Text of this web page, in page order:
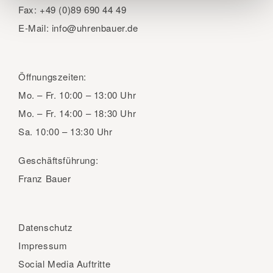
Fax: +49 (0)89 690 44 49
E-Mail: info@uhrenbauer.de
Öffnungszeiten:
Mo. – Fr. 10:00 – 13:00 Uhr
Mo. – Fr. 14:00 – 18:30 Uhr
Sa. 10:00 – 13:30 Uhr
Geschäftsführung:
Franz Bauer
Datenschutz
Impressum
Social Media Auftritte